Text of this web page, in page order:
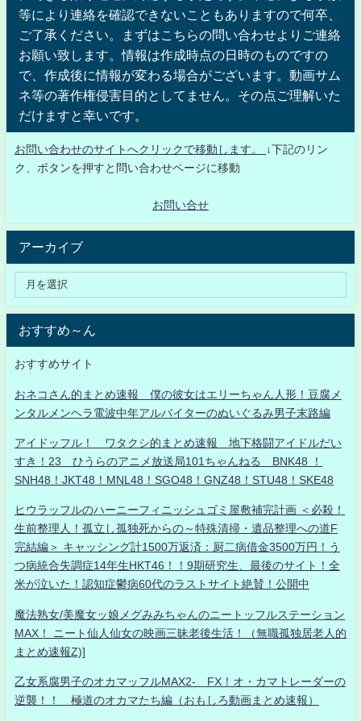
等により連絡を確認できないこともありますので何卒、
ご了承ください。まずはこちらの問い合わせよりご連絡
お願い致します。情報は作成時点の日時のものですの
で、作成後に情報が変わる場合がございます。動画サム
ネ等の著作権侵害目的としてません。その点ご理解いた
だけますと幸いです。
お問い合わせのサイトへクリックで移動します。
↓下記のリン
ク、ボタンを押すと問い合わせページに移動
お問い合せ
アーカイブ
おすすめ～ん
おすすめサイト
おネコさん的まとめ速報 僕の彼女はエリーちゃん人形！豆腐メ
ンタルメンヘラ電波中年アルバイターのぬいぐるみ男子末路編
アイドッフル！ ワタクシ的まとめ速報 地下格闘アイドルだい
すき！23 ひうらのアニメ放送局101ちゃんねる BNK48 ！
SNH48！JKT48！MNL48！SGO48！GNZ48！STU48！SKE48
ヒウラッフルのハーニーフィニッシュゴミ屋敷補完計画 ＜必殺！
生前整理人！孤立し孤独死からの～特殊清掃・遺品整理への道F
完結編＞ キャッシング計1500万返済：厨二病借金3500万円！う
つ病統合失調症14年生HKT46！！9期研究生、最後のサイト！全
米が泣いた！認知症鬱病60代のラストサイト絶賛！公開中
魔法熟女/美魔女ッ娘メグみみちゃんのニートッフルステーション
MAX！ ニート仙人仙女の映画三昧老後生活！（無職孤独居老人的
まとめ速報Z)]
乙女系腐男子のオカマッフルMAX2- FX！オ・カマトレーダーの
逆襲！！ 極道のオカマたち編（おもしろ動画まとめ速報）